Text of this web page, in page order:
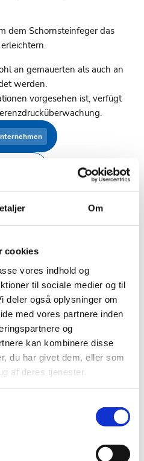
Om
cookies
vores indhold og
til sociale medier og til
deler også oplysninger om
med vores partnere inden
og
kan kombinere disse
du har givet dem, eller som
af deres tjenester.
dem Schornsteinfeger das
an gemauerten als auch an
werden.
vorgesehen ist, verfügt